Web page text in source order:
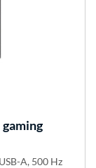
A, 500 Hz